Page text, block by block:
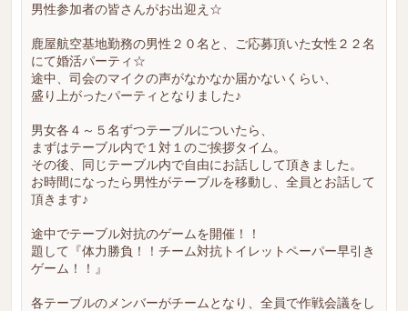
男性参加者の皆さんがお出迎え☆
鹿屋航空基地勤務の男性２０名と、ご応募頂いた女性２２名
にて婚活パーティ☆
途中、司会のマイクの声がなかなか届かないくらい、
盛り上がったパーティとなりました♪
男女各４～５名ずつテーブルについたら、
まずはテーブル内で１対１のご挨拶タイム。
その後、同じテーブル内で自由にお話しして頂きました。
お時間になったら男性がテーブルを移動し、全員とお話して
頂きます♪
途中でテーブル対抗のゲームを開催！！
題して『体力勝負！！チーム対抗トイレットペーパー早引き
ゲーム！！』
各テーブルのメンバーがチームとなり、全員で作戦会議をし